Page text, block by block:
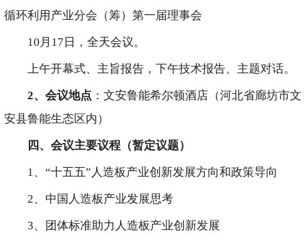
循环利用产业分会（筹）第一届理事会
10月17日，全天会议。
上午开幕式、主旨报告，下午技术报告、主题对话。
2、会议地点 ：文安鲁能希尔顿酒店（河北省廊坊市文
安县鲁能生态区内）
四、会议主要议程（暂定议题）
1、“十五五”人造板产业创新发展方向和政策导向
2、中国人造板产业发展思考
3、团体标准助力人造板产业创新发展